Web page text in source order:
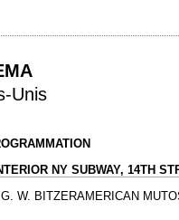
Unis
NY SUBWAY, 14TH
W. BITZERAMERICAN